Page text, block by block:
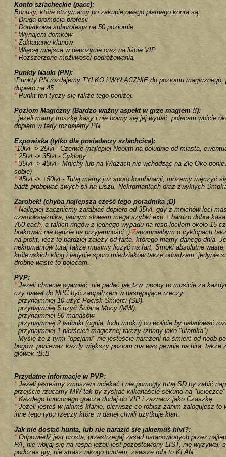
Konto szlacheckie (pacc):
Bonusy, które otrzymamy po zakupie owego płatnego konta są:
*Druga promocja profesji
*Dodatkowa subprofesja na 50 poziomie
*Wynajem domków
*Zakładanie klanów
*Więcej miejsca w depozycie oraz na liście VIP
*Rozszerzone możliwości podróżowania.
Punkty Nauki (PN):
-Punkty PN rozdajemy TYLKO i WYŁĄCZNIE do poziomu
dopiero na 45.
*Punkt ten tyczy się także tego poniżej.
Poziom Magiczny (Bardzo ważny aspekt w grze magiem !!):
- jeżeli mamy troszkę kasy i nie boimy się jej wydać, polecam wbicie
dopiero w tedy rozdajemy PN.
Expowiska (tylko dla posiadaczy szlachcica):
*10lvl -> 25lvl - Czerwie (najlepiej Neolith na południe od miasta,
*25lvl -> 35lvl - Cyklopy
*35lvl -> 45lvl - Mnichy lub na Widzach nie wchodząc na Złe Oko
sobie)
*45lvl -> +50lvl - Tutaj mamy już sporo kombinacji, możemy męczyć
bądź próbować swych sił na Liszu, Nekromantach oraz zwykłych
Zarobek! (chyba najlepsza część tego poradnika ;D)
*Najlepiej zaczniemy zarabiać dopiero od 35lvl, gdy z mnichów leci
czarnoksiężnika, jednym słowem mega szybki exp + bardzo dobra
700 each, a takich ringów z jednego wypadu na resp lociłem około 15
brakować nie będzie na przyjemności :)Zapomniałbym o cyklopach
na profit, lecz to bardziej zależy od farta, którego mamy danego dnia.
nekromantów tutaj także musimy liczyć na fart, Smoki absolutne
królewskich kling i jedynie sporo miedziaków także odradzam, jedynie
drobne waste to polecam.
PVP:
*Jeżeli chcecie ogarniać, nie padać jak tzw. nooby to musicie za
czy nawet do NPC być zaopatrzeni w następujące rzeczy:
- przynajmniej 10 użyć Pocisk Śmierci (SD).
- przynajmniej 5 użyć Ściana Mocy (MW).
- przynajmniej 50 manasów
- przynajmniej 2 ładunki (ognia, lodu,mroku) co wolicie by naładować
- przynajmniej 1 pierścień magicznej tarczy (znany jako "utamka")
- Myślę że z tymi "opcjami" nie jesteście narażeni na śmierć od noob
bogów, ponieważ każdy większy poziom ma was pewnie na hita, także
główek :B:B
Przydatne informacje w PVP:
*Jeżeli jesteśmy zmuszeni uciekać i nie pomogły tutaj SD by zabić
przejście rzucamy MW tak by zyskać kilkanaście sekund na "ucieczce"
*Każdego hunconego gracza dodaj do VIP i zaznacz jako Czaszkę.
*Jeżeli jesteś w jakimś klanie, pierwsze co robisz zanim zalogujesz to
inne tego typu rzeczy które w danej chwili użytkuje klan.
Jak nie dostać hunta, lub nie narazić się jakiemuś hlvl?:
*Odpowiedź jest prosta, przestrzegaj zasad ustanowionych przez
PA, nie wbijaj się na respa jeżeli jest pozostawiony LIST, nie wyzywaj,
podczas gry, nie strasz nikogo huntem, zawsze robi to KLAN.